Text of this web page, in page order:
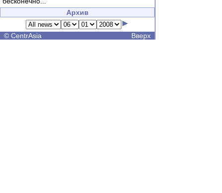
Архив
© CentrAsia Вверх